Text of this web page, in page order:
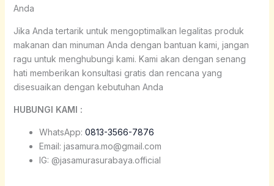
Anda
Jika Anda tertarik untuk mengoptimalkan legalitas produk
makanan dan minuman Anda dengan bantuan kami, jangan
ragu untuk menghubungi kami. Kami akan dengan senang
hati memberikan konsultasi gratis dan rencana yang
disesuaikan dengan kebutuhan Anda
HUBUNGI KAMI :
WhatsApp: 0813-3566-7876
Email: jasamura.mo@gmail.com
IG: @jasamurasurabaya.official